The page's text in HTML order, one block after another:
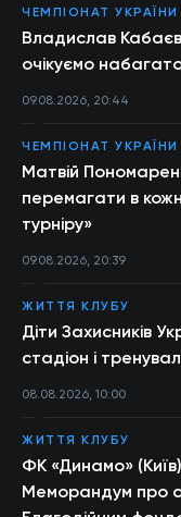
ЧЕМПІОНАТ УКРАЇНИ
Владислав
очікуємо
09.08.2026, 20:44
ЧЕМПІОНАТ УКРАЇНИ
Матвій
перемагати в
турніру»
09.08.2026, 20:39
ЖИТТЯ КЛУБУ
Діти Захисників
стадіон і
08.08.2026, 10:00
ЖИТТЯ КЛУБУ
ФК «Динамо»
Меморандум про